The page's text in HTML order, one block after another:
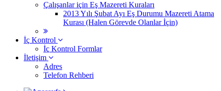
Çalışanlar için Eş Mazereti Kuraları
2013 Yılı Şubat Ayı Eş Durumu Mazereti Atama
Kurası (Halen Görevde Olanlar İçin)
İç Kontrol
İç Kontrol Formlar
İletişim
Adres
Telefon Rehberi